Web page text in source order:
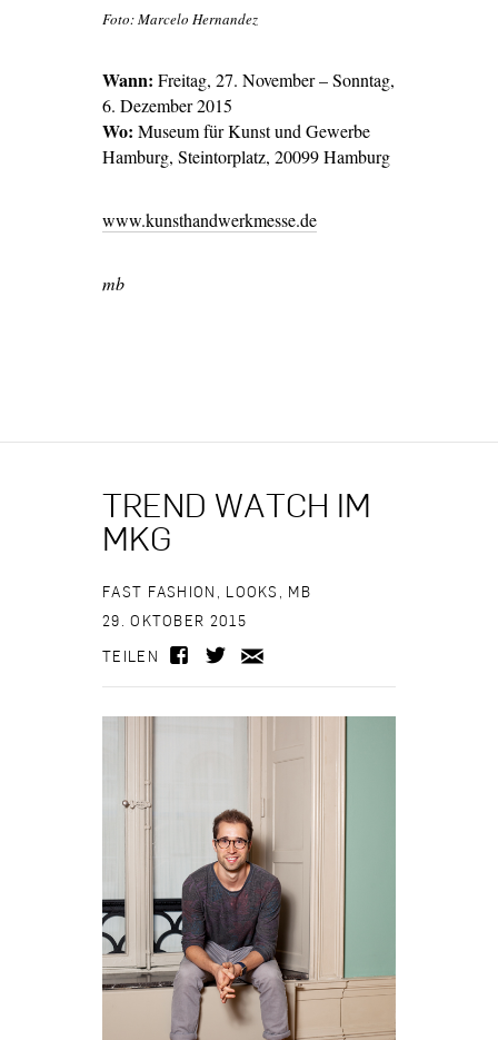
Foto: Marcelo Hernandez
Wann: Freitag, 27. November – Sonntag,
6. Dezember 2015
Wo: Museum für Kunst und Gewerbe
Hamburg, Steintorplatz, 20099 Hamburg
www.kunsthandwerkmesse.de
mb
TREND WATCH IM
MKG
FAST FASHION , LOOKS , MB
29. OKTOBER 2015
TEILEN